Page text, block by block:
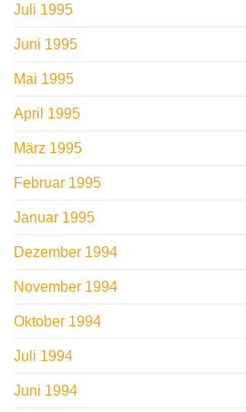
Juli 1995
Juni 1995
Mai 1995
April 1995
März 1995
Februar 1995
Januar 1995
Dezember 1994
November 1994
Oktober 1994
Juli 1994
Juni 1994